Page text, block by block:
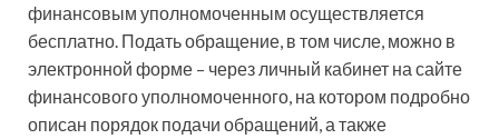
финансовым уполномоченным осуществляется
бесплатно. Подать обращение, в том числе, можно в
электронной форме – через личный кабинет на сайте
финансового уполномоченного, на котором подробно
описан порядок подачи обращений, а также